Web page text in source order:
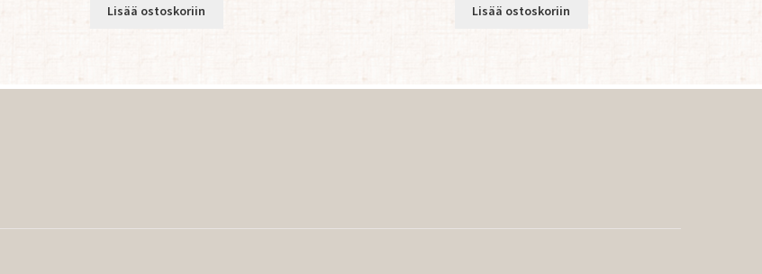
Lisää ostoskoriin Lisää ostoskoriin